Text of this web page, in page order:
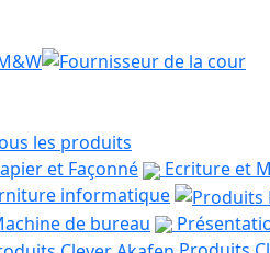
les produits
et Façonné
Ecriture et
informatique
de bureau